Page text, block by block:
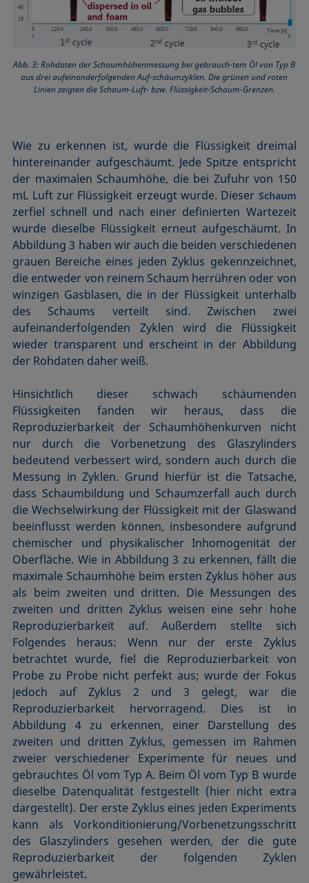
Abb. 3: Rohdaten der Schaumhöhenmessung bei gebrauch-tem Öl von Typ B
aus drei aufeinanderfolgenden Auf-schäumzyklen. Die grünen und roten
Linien zeigten die Schaum-Luft- bzw. Flüssigkeit-Schaum-Grenzen.
Wie zu erkennen ist, wurde die Flüssigkeit dreimal
hintereinander aufgeschäumt. Jede Spitze entspricht
der maximalen Schaumhöhe, die bei Zufuhr von 150
mL Luft zur Flüssigkeit erzeugt wurde. Dieser Schaum
zerfiel schnell und nach einer definierten Wartezeit
wurde dieselbe Flüssigkeit erneut aufgeschäumt. In
Abbildung 3 haben wir auch die beiden verschiedenen
grauen Bereiche eines jeden Zyklus gekennzeichnet,
die entweder von reinem Schaum herrühren oder von
winzigen Gasblasen, die in der Flüssigkeit unterhalb
des Schaums verteilt sind. Zwischen zwei
aufeinanderfolgenden Zyklen wird die Flüssigkeit
wieder transparent und erscheint in der Abbildung
der Rohdaten daher weiß.
Hinsichtlich dieser schwach schäumenden
Flüssigkeiten fanden wir heraus, dass die
Reproduzierbarkeit der Schaumhöhenkurven nicht
nur durch die Vorbenetzung des Glaszylinders
bedeutend verbessert wird, sondern auch durch die
Messung in Zyklen. Grund hierfür ist die Tatsache,
dass Schaumbildung und Schaumzerfall auch durch
die Wechselwirkung der Flüssigkeit mit der Glaswand
beeinflusst werden können, insbesondere aufgrund
chemischer und physikalischer Inhomogenität der
Oberfläche. Wie in Abbildung 3 zu erkennen, fällt die
maximale Schaumhöhe beim ersten Zyklus höher aus
als beim zweiten und dritten. Die Messungen des
zweiten und dritten Zyklus weisen eine sehr hohe
Reproduzierbarkeit auf. Außerdem stellte sich
Folgendes heraus: Wenn nur der erste Zyklus
betrachtet wurde, fiel die Reproduzierbarkeit von
Probe zu Probe nicht perfekt aus; wurde der Fokus
jedoch auf Zyklus 2 und 3 gelegt, war die
Reproduzierbarkeit hervorragend. Dies ist in
Abbildung 4 zu erkennen, einer Darstellung des
zweiten und dritten Zyklus, gemessen im Rahmen
zweier verschiedener Experimente für neues und
gebrauchtes Öl vom Typ A. Beim Öl vom Typ B wurde
dieselbe Datenqualität festgestellt (hier nicht extra
dargestellt). Der erste Zyklus eines jeden Experiments
kann als Vorkonditionierung/Vorbenetzungsschritt
des Glas­zylinders gesehen werden, der die gute
Reproduzierbarkeit der folgenden Zyklen
gewährleistet.